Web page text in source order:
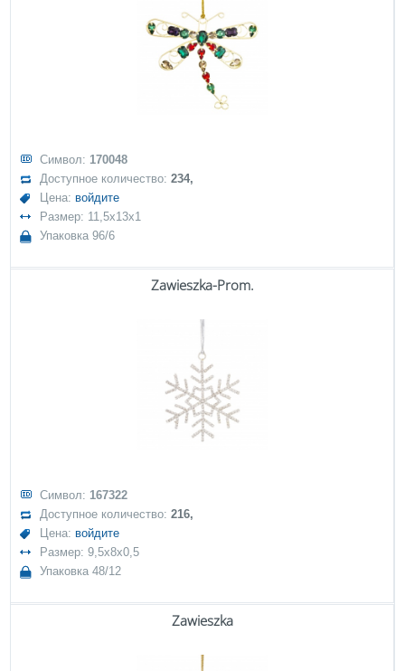
Символ: 170048
Доступное количество:234,
Цена: войдите
Размер: 11,5x13x1
Упаковка 96/6
Zawieszka-Prom.
Символ: 167322
Доступное количество:216,
Цена: войдите
Размер: 9,5x8x0,5
Упаковка 48/12
Zawieszka